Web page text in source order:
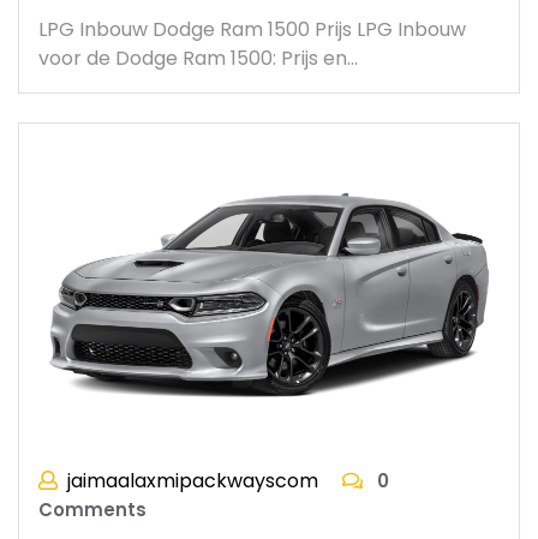
LPG Inbouw Dodge Ram 1500 Prijs LPG Inbouw
voor de Dodge Ram 1500: Prijs en…
jaimaalaxmipackwayscom
0
Comments